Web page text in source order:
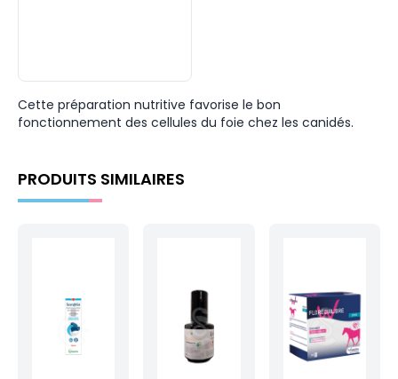
Cette préparation nutritive favorise le bon
fonctionnement des cellules du foie chez les canidés.
PRODUITS SIMILAIRES